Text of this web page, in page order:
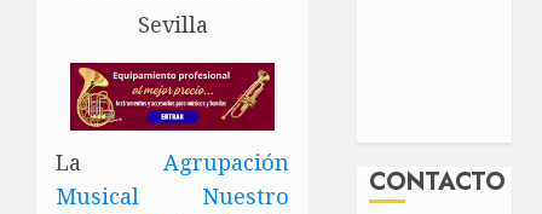
LaAgrupación
Musical Nuestro
CONTACTO